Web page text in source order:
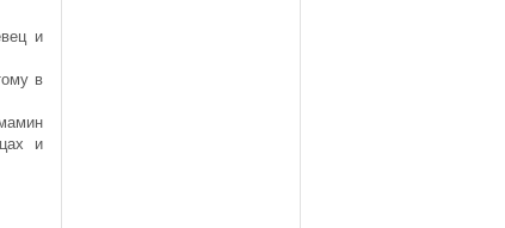
и
в
и